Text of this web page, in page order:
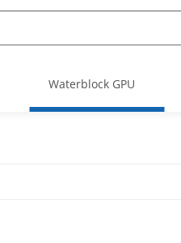
Waterblock GPU